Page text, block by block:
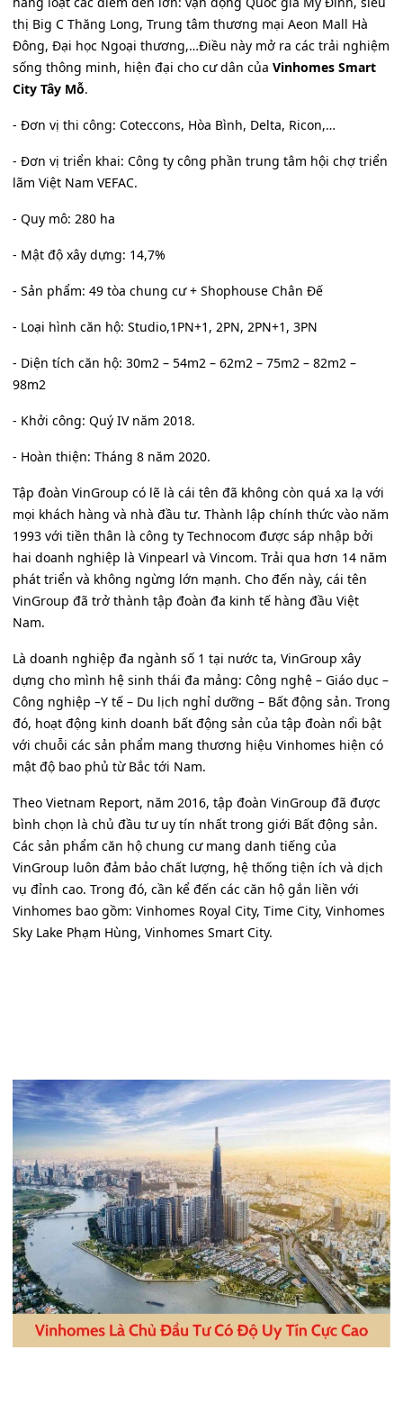
thị Big C Thăng Long, Trung tâm thương mại Aeon Mall Hà
Đông, Đại học Ngoại thương,…Điều này mở ra các trải nghiệm
sống thông minh, hiện đại cho cư dân của Vinhomes Smart
City Tây Mỗ.
- Đơn vị thi công: Coteccons, Hòa Bình, Delta, Ricon,…
- Đơn vị triển khai: Công ty công phần trung tâm hội chợ triển
lãm Việt Nam VEFAC.
- Quy mô: 280 ha
- Mật độ xây dựng: 14,7%
- Sản phẩm: 49 tòa chung cư + Shophouse Chân Đế
- Loại hình căn hộ: Studio,1PN+1, 2PN, 2PN+1, 3PN
- Diện tích căn hộ: 30m2 – 54m2 – 62m2 – 75m2 – 82m2 –
98m2
- Khởi công: Quý IV năm 2018.
- Hoàn thiện: Tháng 8 năm 2020.
Tập đoàn VinGroup có lẽ là cái tên đã không còn quá xa lạ với
mọi khách hàng và nhà đầu tư. Thành lập chính thức vào năm
1993 với tiền thân là công ty Technocom được sáp nhập bởi
hai doanh nghiệp là Vinpearl và Vincom. Trải qua hơn 14 năm
phát triển và không ngừng lớn mạnh. Cho đến này, cái tên
VinGroup đã trở thành tập đoàn đa kinh tế hàng đầu Việt
Nam.
Là doanh nghiệp đa ngành số 1 tại nước ta, VinGroup xây
dựng cho mình hệ sinh thái đa mảng: Công nghệ – Giáo dục –
Công nghiệp –Y tế – Du lịch nghỉ dưỡng – Bất động sản. Trong
đó, hoạt động kinh doanh bất động sản của tập đoàn nổi bật
với chuỗi các sản phẩm mang thương hiệu Vinhomes hiện có
mật độ bao phủ từ Bắc tới Nam.
Theo Vietnam Report, năm 2016, tập đoàn VinGroup đã được
bình chọn là chủ đầu tư uy tín nhất trong giới Bất động sản.
Các sản phẩm căn hộ chung cư mang danh tiếng của
VinGroup luôn đảm bảo chất lượng, hệ thống tiện ích và dịch
vụ đỉnh cao. Trong đó, cần kể đến các căn hộ gắn liền với
Vinhomes bao gồm: Vinhomes Royal City, Time City, Vinhomes
Sky Lake Phạm Hùng, Vinhomes Smart City.